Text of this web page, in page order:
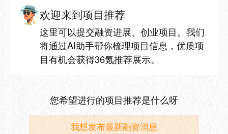
欢迎来到项目推荐
这里可以提交融资进展、创业项目。我们
将通过AI助手帮你梳理项目信息，优质项
目有机会获得36氪推荐展示。
您希望进行的项目推荐是什么呀
我想发布最新融资消息